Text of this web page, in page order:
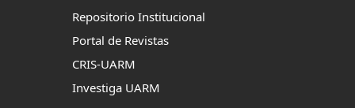
Repositorio Institucional
Portal de Revistas
CRIS-UARM
Investiga UARM